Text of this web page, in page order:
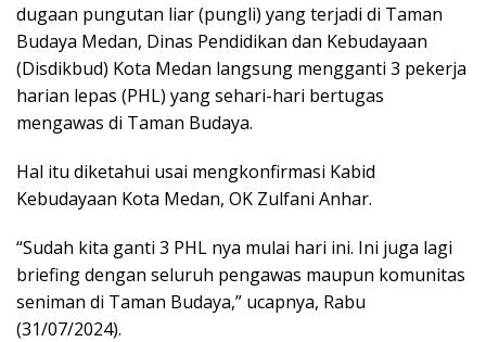
dugaan pungutan liar (pungli) yang terjadi di Taman
Budaya Medan, Dinas Pendidikan dan Kebudayaan
(Disdikbud) Kota Medan langsung mengganti 3 pekerja
harian lepas (PHL) yang sehari-hari bertugas
mengawas di Taman Budaya.
Hal itu diketahui usai mengkonfirmasi Kabid
Kebudayaan Kota Medan, OK Zulfani Anhar.
“Sudah kita ganti 3 PHL nya mulai hari ini. Ini juga lagi
briefing dengan seluruh pengawas maupun komunitas
seniman di Taman Budaya,” ucapnya, Rabu
(31/07/2024).